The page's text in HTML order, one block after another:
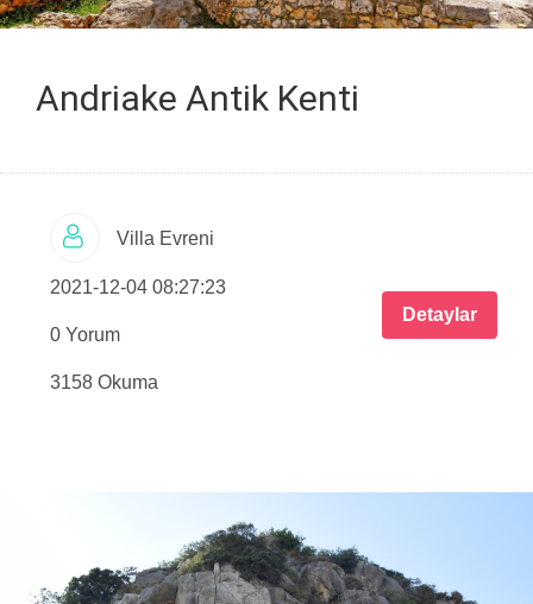
Andriake Antik Kenti
Villa Evreni
2021-12-04 08:27:23
0 Yorum
3158 Okuma
Detaylar